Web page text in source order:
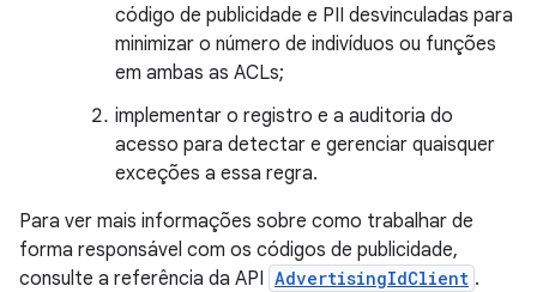
código de publicidade e PII desvinculadas para
minimizar o número de indivíduos ou funções
em ambas as ACLs;
implementar o registro e a auditoria do
acesso para detectar e gerenciar quaisquer
exceções a essa regra.
Para ver mais informações sobre como trabalhar de
forma responsável com os códigos de publicidade,
consulte a referência da API AdvertisingIdClient .